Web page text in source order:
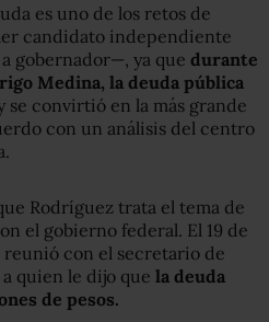
es uno de los retos de
candidato independiente
gobernador—, ya que durante
Medina, la deuda pública
se convirtió en la más grande
con un análisis del centro
Rodríguez trata el tema de
el gobierno federal. El 19 de
reunió con el secretario de
quien le dijo que la deuda
de pesos.